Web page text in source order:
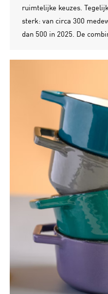
ruimtelijke keuzes.
sterk: van circa 300
dan 500 in 2025. De